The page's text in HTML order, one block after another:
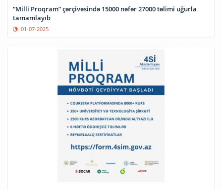
“Milli Proqram” çərçivəsində 15000 nəfər 27000 təlimi uğurla
tamamlayıb
01-07-2025